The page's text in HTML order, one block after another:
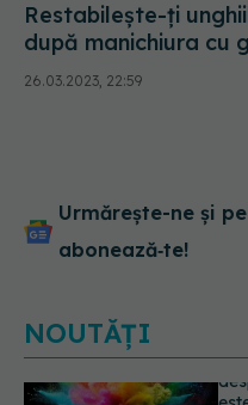
Restabilește-ți
după manichiura cu
Urmează câteva
bucură-te de
26.03.2023, 22:59
Urmărește-ne și
abonează‑te!
NOUTĂȚI